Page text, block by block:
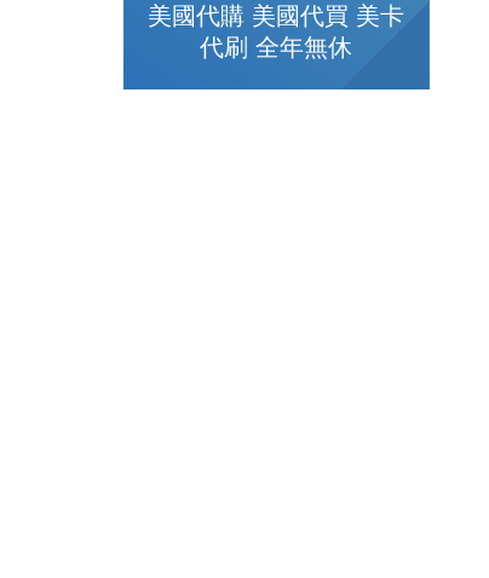
美國代購 美國代買 美卡
代刷 全年無休